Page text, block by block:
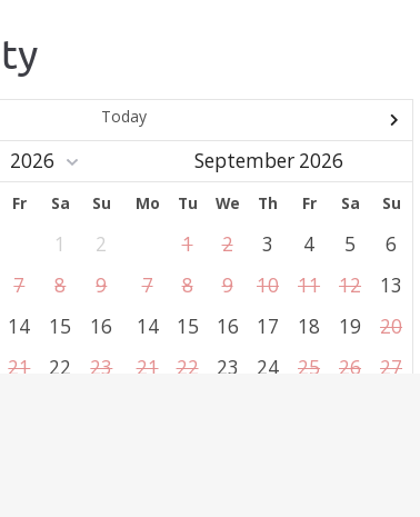
Today
Fr Sa Su
1
2
7 8
9
14 15
16
21 22
23
September 2026
Mo Tu We Th Fr Sa Su
1 2 3 4 5
6
7
8 9 10 11 12
13
14
15 16 17 18 19
20
21
22 23 24 25 26
27